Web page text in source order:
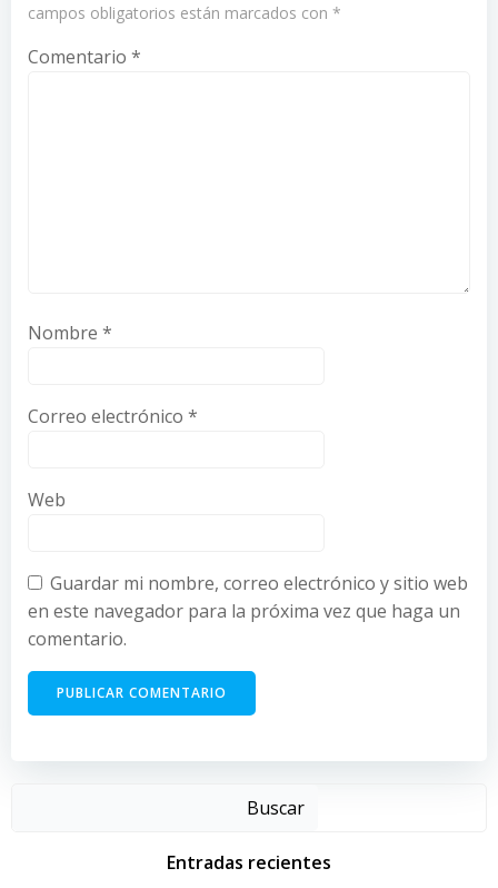
campos obligatorios están marcados con *
Comentario *
Nombre *
Correo electrónico *
Web
Guardar mi nombre, correo electrónico y sitio web
en este navegador para la próxima vez que haga un
comentario.
Buscar
Entradas recientes